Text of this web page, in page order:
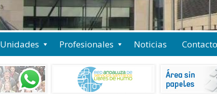
Unidades Profesionales Noticias Contacto